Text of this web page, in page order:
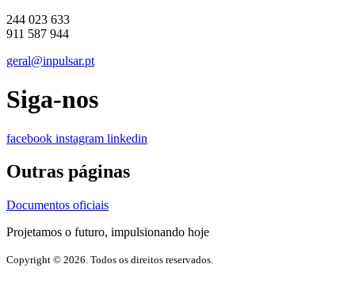
244 023 633
911 587 944
geral@inpulsar.pt
Siga-nos
facebook instagram linkedin
Outras páginas
Documentos oficiais
Projetamos o futuro, impulsionando hoje
Copyright © 2026. Todos os direitos reservados.